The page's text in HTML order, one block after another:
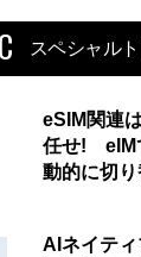
スペシャル
eSIM関連
任せ! eIM
動的に切り
AIネイテ